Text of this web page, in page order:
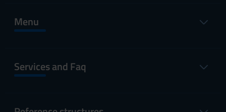
Menu
Services and Faq